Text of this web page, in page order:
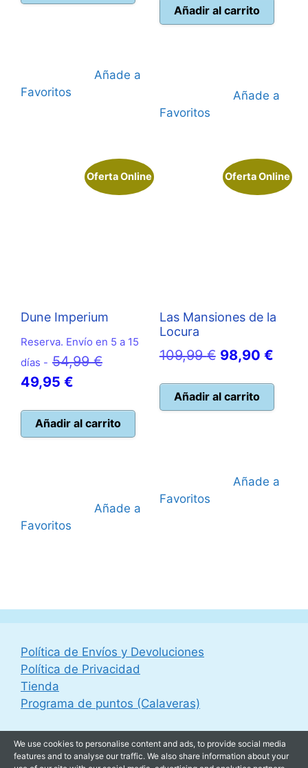
era:
es:
38,95 €.
Añade a
Favoritos
era:
69,99 €.
actual
es:
Añadir al carrito
Añade a
Favoritos
Oferta Online
Dune Imperium
Reserva. Envío en 5 a 15
días - 54,99€El
era:
54,99 €.
49,95 €
actual
es:
Añadir al carrito
Añade a
Favoritos
Oferta Online
Las Mansiones de la
Locura
109,99€ El
original
era:
98,90 €El
es:
Añadir al carrito
Añade a
Favoritos
Política de Envíos y Devoluciones
Política de Privacidad
Tienda
Programa de puntos (Calaveras)
We use cookies to personalise content and ads, to provide social media
features and to analyse our traffic. We also share information about your